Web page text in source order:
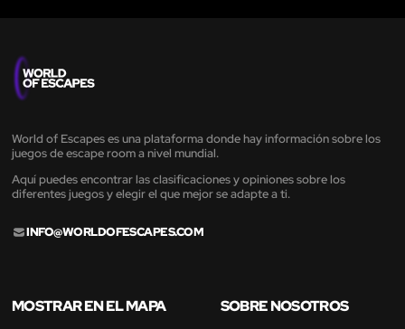
World of Escapes es una plataforma donde hay información sobre los
juegos de escape room a nivel mundial.
Aquí puedes encontrar las clasificaciones y opiniones sobre los
diferentes juegos y elegir el que mejor se adapte a ti.
INFO@WORLDOFESCAPES.COM
MOSTRAR EN EL MAPA
SOBRE NOSOTROS